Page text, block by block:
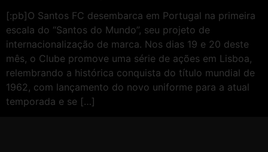
[:pb]O Santos FC desembarca em Portugal na primeira
escala do “Santos do Mundo”, seu projeto de
internacionalização de marca. Nos dias 19 e 20 deste
mês, o Clube promove uma série de ações em Lisboa,
relembrando a histórica conquista do título mundial de
1962, com lançamento do novo uniforme para a atual
temporada e se […]